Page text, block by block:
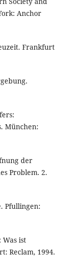
Anchor
Frankfurt
München:
der
Problem. 2.
Pfullingen:
ist
Reclam, 1994.